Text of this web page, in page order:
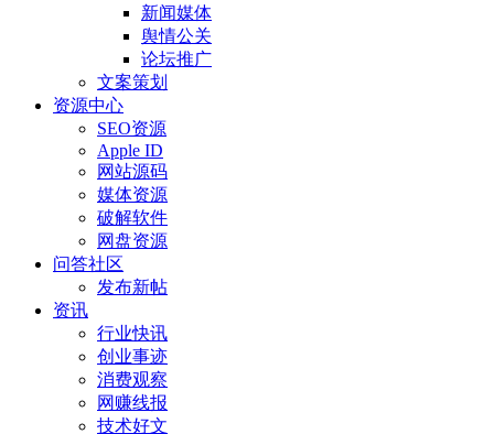
新闻媒体
舆情公关
论坛推广
文案策划
资源中心
SEO资源
Apple ID
网站源码
媒体资源
破解软件
网盘资源
问答社区
发布新帖
资讯
行业快讯
创业事迹
消费观察
网赚线报
技术好文